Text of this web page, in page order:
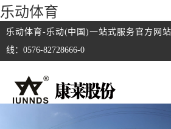
乐动体育
乐动体育-乐动(中国)一站式服务官方网
线：0576-82728666-0